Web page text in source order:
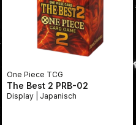
One Piece TCG
The Best 2 PRB-02
Display | Japanisch